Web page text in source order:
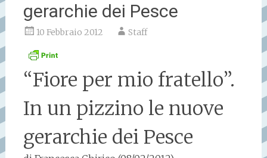
gerarchie dei Pesce
10 Febbraio 2012 Staff
“Fiore per mio fratello”.
In un pizzino le nuove
gerarchie dei Pesce